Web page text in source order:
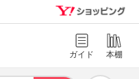
ガイド 本棚